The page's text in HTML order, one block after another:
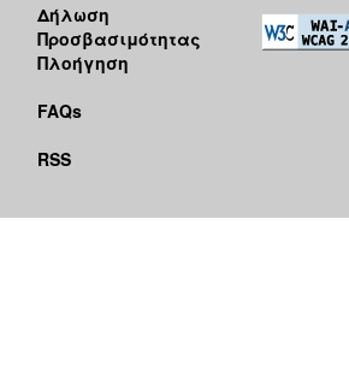
Δήλωση
Προσβασιμότητας
Πλοήγηση
FAQs
RSS